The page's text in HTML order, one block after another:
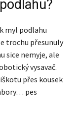
myl podlahu
trochu přesunuly
sice nemyje, ale
vysavač.
přes kousek
pes